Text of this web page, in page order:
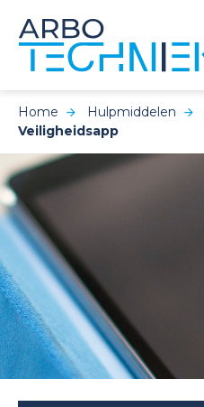
Home Hulpmiddelen
Veiligheidsapp